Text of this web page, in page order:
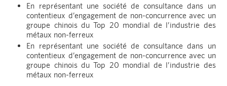
En représentant une société de consultance dans un
contentieux d’engagement de non-concurrence avec un
groupe chinois du Top 20 mondial de l’industrie des
métaux non-ferreux
En représentant une société de consultance dans un
contentieux d’engagement de non-concurrence avec un
groupe chinois du Top 20 mondial de l’industrie des
métaux non-ferreux